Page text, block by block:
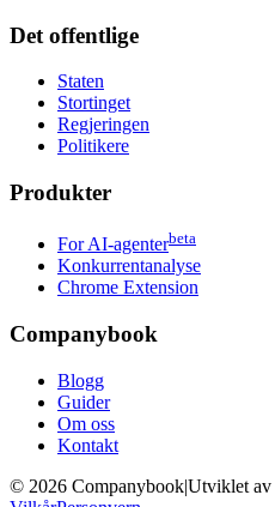
Det offentlige
Staten
Stortinget
Regjeringen
Politikere
Produkter
For AI-agenterbeta
Konkurrentanalyse
Chrome Extension
Companybook
Blogg
Guider
Om oss
Kontakt
© 2026 Companybook|Utviklet av